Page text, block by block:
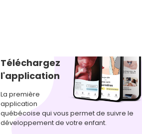
Téléchargez
l'application
La première
application
québécoise qui vous permet de suivre le
développement de votre enfant.